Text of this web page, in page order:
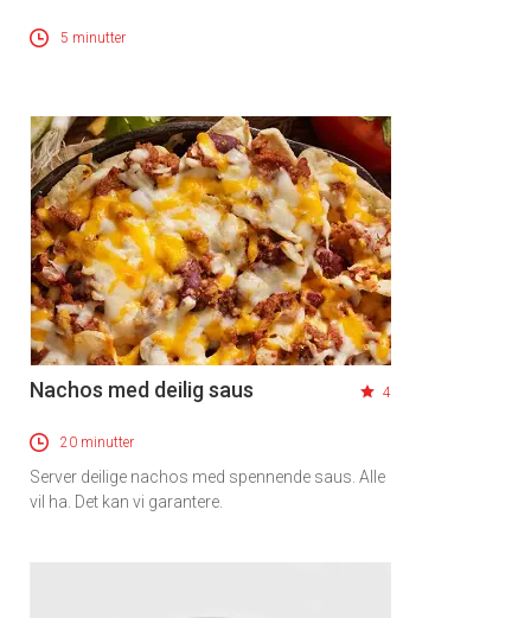
5 minutter
Nachos med deilig saus 4
20 minutter
Server deilige nachos med spennende saus. Alle
vil ha. Det kan vi garantere.